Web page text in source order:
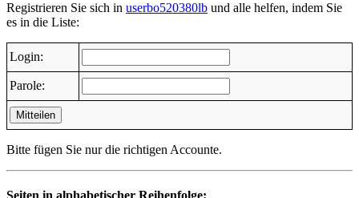
Registrieren Sie sich in userbo520380lb und alle helfen, indem Sie
es in die Liste:
Login:
Parole:
Mitteilen
Bitte fügen Sie nur die richtigen Accounte.